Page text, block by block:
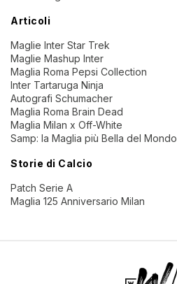
Articoli
Maglie Inter Star Trek
Maglie Mashup Inter
Maglia Roma Pepsi Collection
Inter Tartaruga Ninja
Autografi Schumacher
Maglia Roma Brain Dead
Maglia Milan x Off-White
Samp: la Maglia più Bella del Mondo
Storie di Calcio
Patch Serie A
Maglia 125 Anniversario Milan